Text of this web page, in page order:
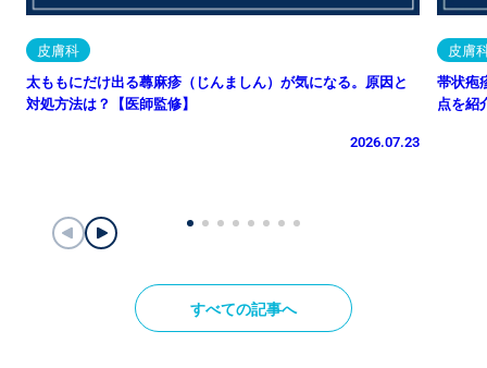
皮膚科
太ももにだけ出る蕁麻疹（じんましん）が気になる。原因と
対処方法は？【医師監修】
2026.07.23
皮膚
帯状疱
点を紹
すべての記事へ